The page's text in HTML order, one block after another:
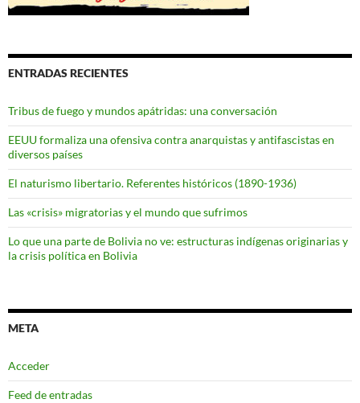
ENTRADAS RECIENTES
Tribus de fuego y mundos apátridas: una conversación
EEUU formaliza una ofensiva contra anarquistas y antifascistas en
diversos países
El naturismo libertario. Referentes históricos (1890-1936)
Las «crisis» migratorias y el mundo que sufrimos
Lo que una parte de Bolivia no ve: estructuras indígenas originarias y
la crisis política en Bolivia
META
Acceder
Feed de entradas